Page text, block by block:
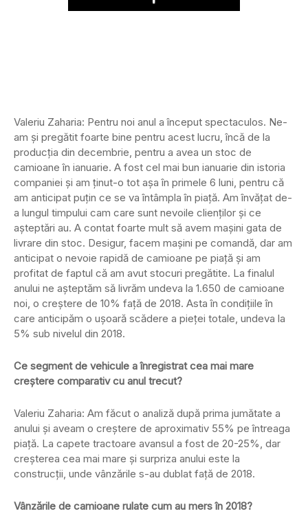
Play
Valeriu Zaharia: Pentru noi anul a început spectaculos. Ne-
am și pregătit foarte bine pentru acest lucru, încă de la
producția din decembrie, pentru a avea un stoc de
camioane în ianuarie. A fost cel mai bun ianuarie din istoria
companiei și am ținut-o tot așa în primele 6 luni, pentru că
am anticipat puțin ce se va întâmpla în piață. Am învățat de-
a lungul timpului cam care sunt nevoile clienților și ce
așteptări au. A contat foarte mult să avem mașini gata de
livrare din stoc. Desigur, facem mașini pe comandă, dar am
anticipat o nevoie rapidă de camioane pe piață și am
profitat de faptul că am avut stocuri pregătite. La finalul
anului ne așteptăm să livrăm undeva la 1.650 de camioane
noi, o creștere de 10% față de 2018. Asta în condițiile în
care anticipăm o ușoară scădere a pieței totale, undeva la
5% sub nivelul din 2018.
Ce segment de vehicule a înregistrat cea mai mare
creștere comparativ cu anul trecut?
Valeriu Zaharia: Am făcut o analiză după prima jumătate a
anului și aveam o creștere de aproximativ 55% pe întreaga
piață. La capete tractoare avansul a fost de 20-25%, dar
creșterea cea mai mare și surpriza anului este la
construcții, unde vânzările s-au dublat față de 2018.
Vânzările de camioane rulate cum au mers în 2018?